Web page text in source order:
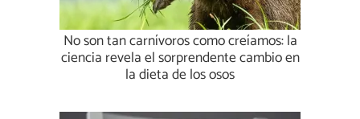
No son tan carnívoros como creíamos: la
ciencia revela el sorprendente cambio en
la dieta de los osos